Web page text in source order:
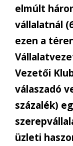
elmúlt
vállalatnál
ezen a
Vezetői
válaszadó
százalék)
üzleti